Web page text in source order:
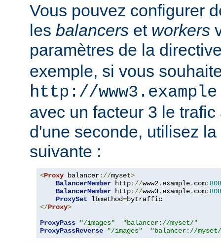
Vous pouvez configurer
les balancers et workers
paramètres de la
exemple, si vous
http://
avec un facteur 3 le
d'une seconde, utilisez
suivante :
<Proxy balancer://myset>
BalancerMember http://www2. example. com:
BalancerMember http://www3. example. com:
ProxySet lbmethod=
</Proxy>
ProxyPass
"/images"
"balancer://myset/"
ProxyPassReverse
"/images" "balancer://